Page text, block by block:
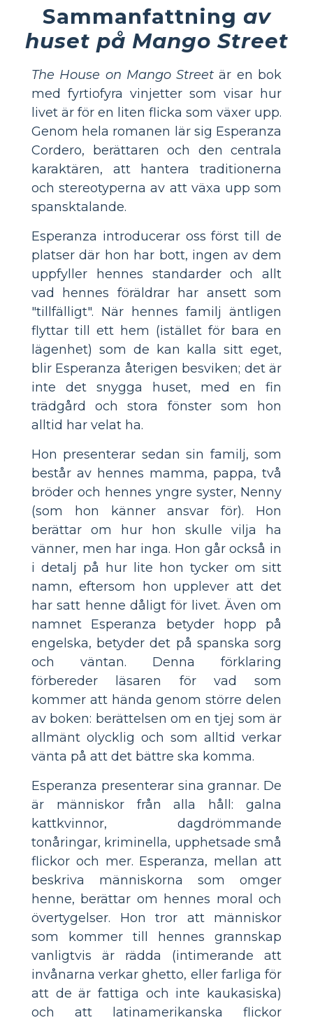
Sammanfattning av
huset på Mango Street
The House on Mango Street är en bok
med fyrtiofyra vinjetter som visar hur
livet är för en liten flicka som växer upp.
Genom hela romanen lär sig Esperanza
Cordero, berättaren och den centrala
karaktären, att hantera traditionerna
och stereotyperna av att växa upp som
spansktalande.
Esperanza introducerar oss först till de
platser där hon har bott, ingen av dem
uppfyller hennes standarder och allt
vad hennes föräldrar har ansett som
"tillfälligt". När hennes familj äntligen
flyttar till ett hem (istället för bara en
lägenhet) som de kan kalla sitt eget,
blir Esperanza återigen besviken; det är
inte det snygga huset, med en fin
trädgård och stora fönster som hon
alltid har velat ha.
Hon presenterar sedan sin familj, som
består av hennes mamma, pappa, två
bröder och hennes yngre syster, Nenny
(som hon känner ansvar för). Hon
berättar om hur hon skulle vilja ha
vänner, men har inga. Hon går också in
i detalj på hur lite hon tycker om sitt
namn, eftersom hon upplever att det
har satt henne dåligt för livet. Även om
namnet Esperanza betyder hopp på
engelska, betyder det på spanska sorg
och väntan. Denna förklaring
förbereder läsaren för vad som
kommer att hända genom större delen
av boken: berättelsen om en tjej som är
allmänt olycklig och som alltid verkar
vänta på att det bättre ska komma.
Esperanza presenterar sina grannar. De
är människor från alla håll: galna
kattkvinnor, dagdrömmande
tonåringar, kriminella, upphetsade små
flickor och mer. Esperanza, mellan att
beskriva människorna som omger
henne, berättar om hennes moral och
övertygelser. Hon tror att människor
som kommer till hennes grannskap
vanligtvis är rädda (intimerande att
invånarna verkar ghetto, eller farliga för
att de är fattiga och inte kaukasiska)
och att latinamerikanska flickor